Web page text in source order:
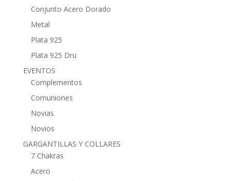
Conjunto Acero Dorado
Metal
Plata 925
Plata 925 Dru
EVENTOS
Complementos
Comuniones
Novias
Novios
GARGANTILLAS Y COLLARES
7 Chakras
Acero